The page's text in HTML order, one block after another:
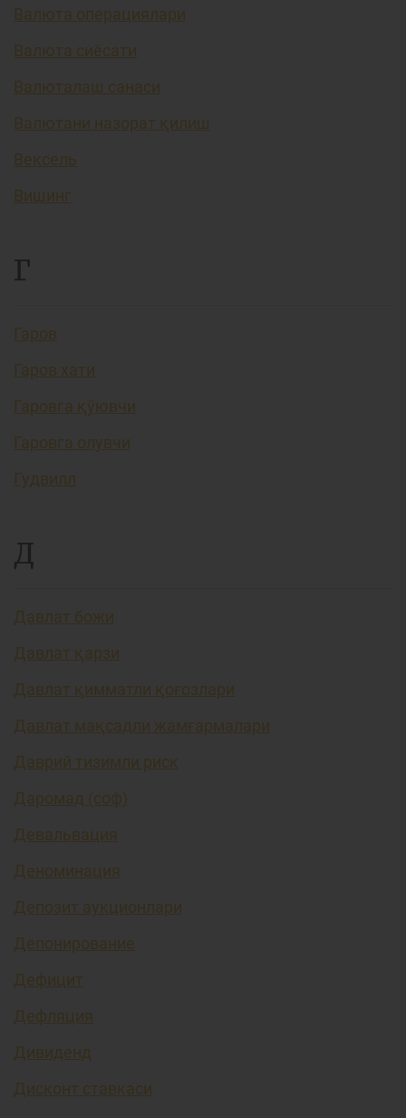
Валюта операциялари
Валюта сиёсати
Валюталаш санаси
Валютани назорат қилиш
Вексель
Вишинг
Г
Гаров
Гаров хати
Гаровга қўювчи
Гаровга олувчи
Гудвилл
Д
Давлат божи
Давлат қарзи
Давлат қимматли қоғозлари
Давлат мақсадли жамғармалари
Даврий тизимли риск
Даромад (соф)
Девальвация
Деноминация
Депозит аукционлари
Депонирование
Дефицит
Дефляция
Дивиденд
Дисконт ставкаси